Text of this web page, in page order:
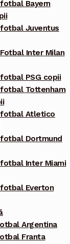
Bayern
Juventus
Inter Milan
PSG copii
Tottenham
fotbal Atletico
Dortmund
Inter Miami
Everton
Argentina
Franta